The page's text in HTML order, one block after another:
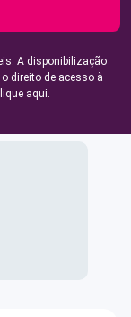
A disponibilização
direito de acesso à
aqui.